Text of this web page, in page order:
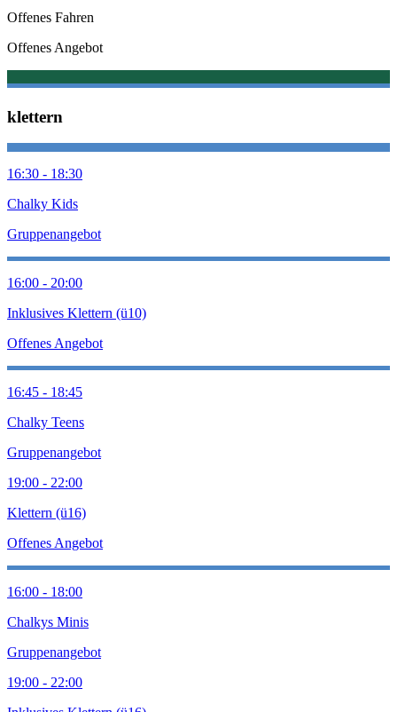
Offenes Fahren
Offenes Angebot
klettern
16:30 - 18:30
Chalky Kids
Gruppenangebot
16:00 - 20:00
Inklusives Klettern (ü10)
Offenes Angebot
16:45 - 18:45
Chalky Teens
Gruppenangebot
19:00 - 22:00
Klettern (ü16)
Offenes Angebot
16:00 - 18:00
Chalkys Minis
Gruppenangebot
19:00 - 22:00